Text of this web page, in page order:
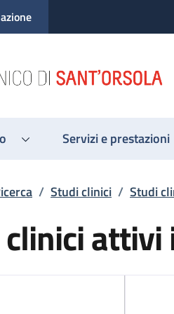
Servizi e prestazioni
di pane
/ Studi clinici / Studi
attivi